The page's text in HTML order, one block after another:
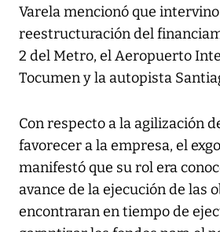
Varela mencionó que
reestructuración del
2 del Metro, el Aeropuerto
Tocumen y la autopista
Con respecto a la agilización
favorecer a la empresa, el
manifestó que su rol era
avance de la ejecución de las
encontraran en tiempo de